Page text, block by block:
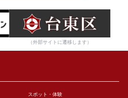
（外部サイトに遷移します）
スポット・体験